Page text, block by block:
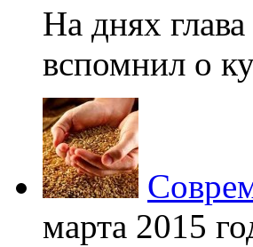
На днях
вспомнил о
марта 2015